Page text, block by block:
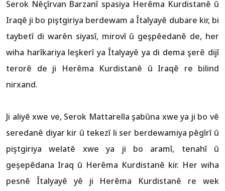
Serok Nêçîrvan Barzanî spasiya Herêma Kurdistanê û
Iraqê ji bo piştgiriya berdewam a Îtalyayê dubare kir, bi
taybetî di warên siyasî, mirovî û geşpêedanê de, her
wiha harîkariya leşkerî ya Îtalyayê ya di dema şerê dijî
terorê de ji Herêma Kurdistanê û Iraqê re bilind
nirxand.
Ji aliyê xwe ve, Serok Mattarella şabûna xwe ya ji bo vê
seredanê diyar kir û tekezî li ser berdewamiya pêgîrî û
piştgiriya welatê xwe ya ji bo aramî, tenahî û
geşepêdana Iraq û Herêma Kurdistanê kir. Her wiha
pesnê Îtalyayê yê ji Herêma Kurdistanê re wek